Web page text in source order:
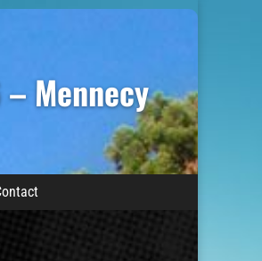
Mennecy